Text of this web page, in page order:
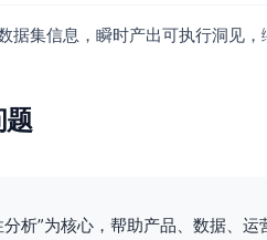
稳健化：winsorize到99分位。
GBDT并在频次特征上施加单调且
时间敏感的场景采用离散时间风险模
规模频控实验校准高频段的边际效应
据集信息，瞬时产出可执行洞见，
题
分析”为核心，帮助产品、数据、